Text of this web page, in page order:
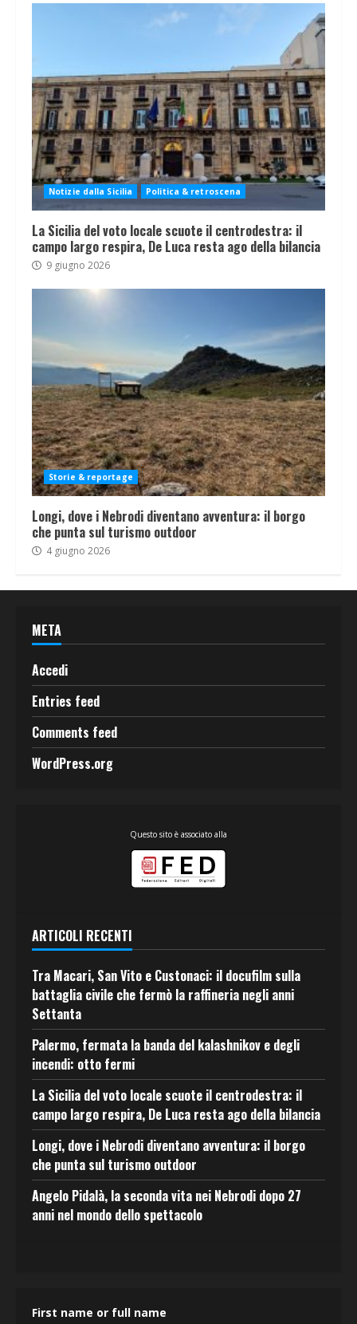
Notizie dalla Sicilia Politica & retroscena
La Sicilia del voto locale scuote il centrodestra: il
campo largo respira, De Luca resta ago della bilancia
9 giugno 2026
Storie & reportage
Longi, dove i Nebrodi diventano avventura: il borgo
che punta sul turismo outdoor
4 giugno 2026
META
Accedi
Entries feed
Comments feed
WordPress.org
Questo sito è associato alla
ARTICOLI RECENTI
Tra Macari, San Vito e Custonaci: il docufilm sulla
battaglia civile che fermò la raffineria negli anni
Settanta
Palermo, fermata la banda del kalashnikov e degli
incendi: otto fermi
La Sicilia del voto locale scuote il centrodestra: il
campo largo respira, De Luca resta ago della bilancia
Longi, dove i Nebrodi diventano avventura: il borgo
che punta sul turismo outdoor
Angelo Pidalà, la seconda vita nei Nebrodi dopo 27
anni nel mondo dello spettacolo
First name or full name